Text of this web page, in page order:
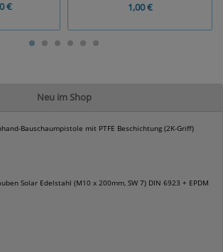
Neu im Shop
Bauschaumpistole mit PTFE Beschichtung (2K-Griff)
Solar Edelstahl (M10 x 200mm, SW 7) DIN 6923 + EPDM
€ 1,00 €